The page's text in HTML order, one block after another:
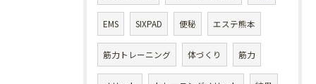
EMS SIXPAD 便秘 エステ熊本
筋力トレーニング 体づくり 筋力